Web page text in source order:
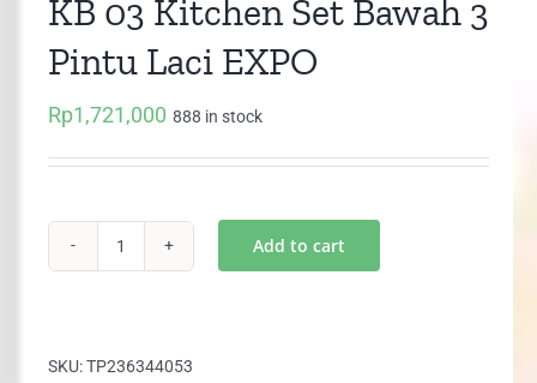
KB 03 Kitchen Set Bawah 3
Pintu Laci EXPO
Rp1,721,000 888 in stock
Set
Add to cart
SKU:TP236344053